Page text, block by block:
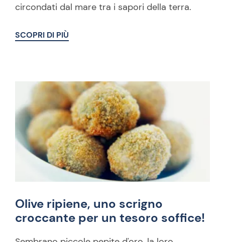
circondati dal mare tra i sapori della terra.
SCOPRI DI PIÙ
Olive ripiene, uno scrigno
croccante per un tesoro soffice!